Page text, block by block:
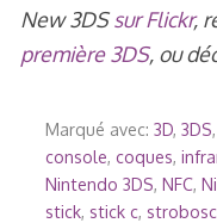
New 3DSsur Flickr,
première 3DS, ou
Marqué avec: 3D, 3DS,
console, coques,
Nintendo 3DS, NFC,
stick, stick c,